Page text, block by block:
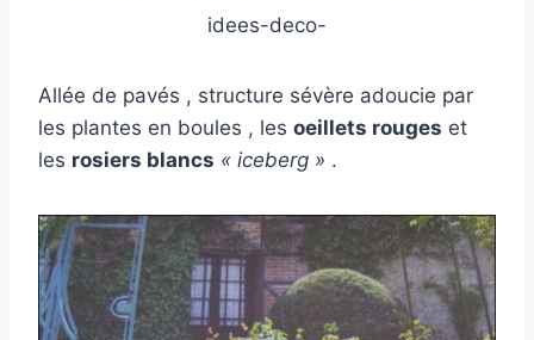
idees-deco-
Allée de pavés , structure sévère adoucie par
les plantes en boules , les oeillets rouges et
les rosiers blancs « iceberg » .